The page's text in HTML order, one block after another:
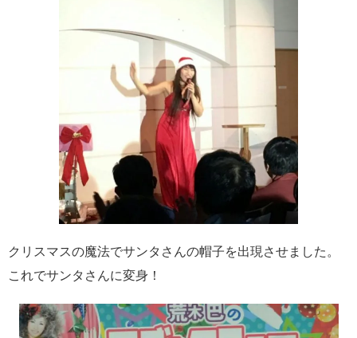
クリスマスの魔法でサンタさんの帽子を出現させました。
これでサンタさんに変身！